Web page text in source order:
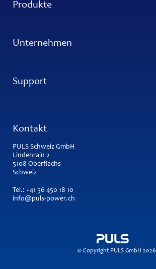
Produkte
Unternehmen
Support
Kontakt
PULS Schweiz GmbH
Lindenrain 2
5108 Oberflachs
Schweiz
Tel.: +41 56 450 18 10
info@puls-power.ch
© Copyright PULS GmbH 2026